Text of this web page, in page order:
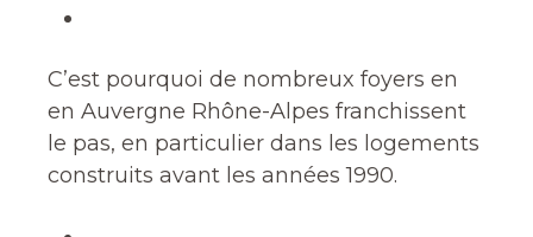
C’est pourquoi de nombreux foyers en
en Auvergne Rhône-Alpes franchissent
le pas, en particulier dans les logements
construits avant les années 1990.